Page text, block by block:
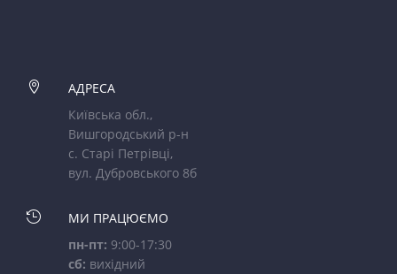

АДРЕСА
Київська обл.,
Вишгородський р-н
с. Старі Петрівці,
вул. Дубровського 8б

МИ ПРАЦЮЄМО
пн-пт: 9:00-17:30
сб: вихідний